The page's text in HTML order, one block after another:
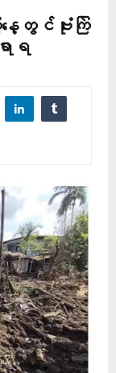
ေ့တွင်ဗုံးကြဲ
ာရ